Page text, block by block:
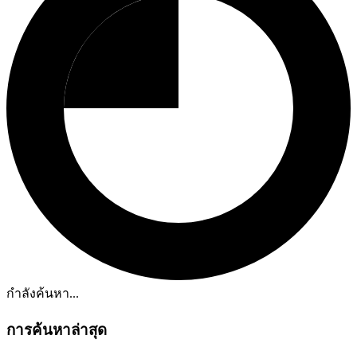
กำลังค้นหา...
การค้นหาล่าสุด